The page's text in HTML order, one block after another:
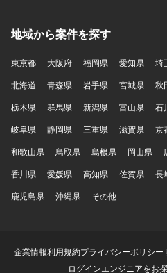
地域から案件を探す
東京都 大阪府 福岡県 愛知県 埼
北海道
青森県 岩手県 宮城県 秋
栃木県
群馬県 新潟県 富山県 石
岐阜県
静岡県 三重県 滋賀県 京
和歌山県
鳥取県 島根県 岡山県
香川県
愛媛県 高知県 佐賀県 長
鹿児島県
沖縄県 その他
企業情報利用規約プライバシーポリシー
ログインエンジニアをお